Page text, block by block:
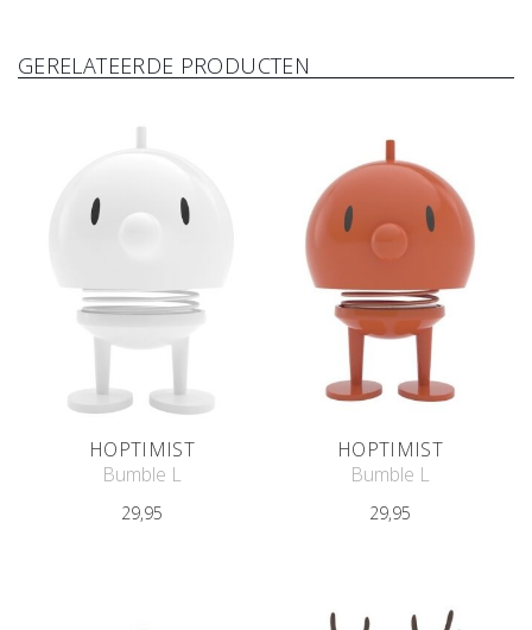
GERELATEERDE PRODUCTEN
HOPTIMIST
Bumble L
29,95
HOPTIMIST
Bumble L
29,95